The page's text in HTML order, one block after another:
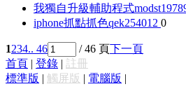
我獨自升級輔助程式mod
iphone抓點抓色qek254012 0
1234.. 46 / 46 頁下一頁
首頁 | 登錄 | 註冊
標準版 | 觸屏版 | 電腦版 |